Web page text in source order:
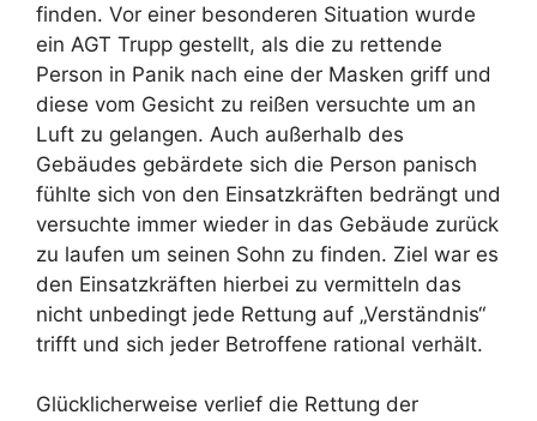
finden. Vor einer besonderen Situation wurde
ein AGT Trupp gestellt, als die zu rettende
Person in Panik nach eine der Masken griff und
diese vom Gesicht zu reißen versuchte um an
Luft zu gelangen. Auch außerhalb des
Gebäudes gebärdete sich die Person panisch
fühlte sich von den Einsatzkräften bedrängt und
versuchte immer wieder in das Gebäude zurück
zu laufen um seinen Sohn zu finden. Ziel war es
den Einsatzkräften hierbei zu vermitteln das
nicht unbedingt jede Rettung auf „Verständnis“
trifft und sich jeder Betroffene rational verhält.
Glücklicherweise verlief die Rettung der